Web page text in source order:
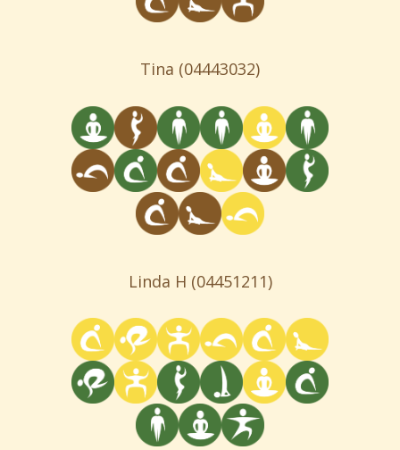
Tina (04443032)
Linda H (04451211)